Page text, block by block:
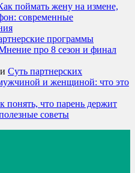
поймать жену на измене,
современные
программы
про 8 сезон и финал
Суть партнерских
и женщиной: что это
понять, что парень держит
советы